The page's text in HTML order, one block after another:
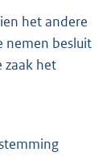
het andere
nemen besluit
zaak het